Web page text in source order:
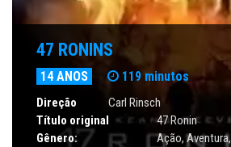
47 RONINS
14 ANOS 119 minutos
Direção
Carl Rinsch
Título original
47 Ronin
Gênero:
Ação,Aventura,